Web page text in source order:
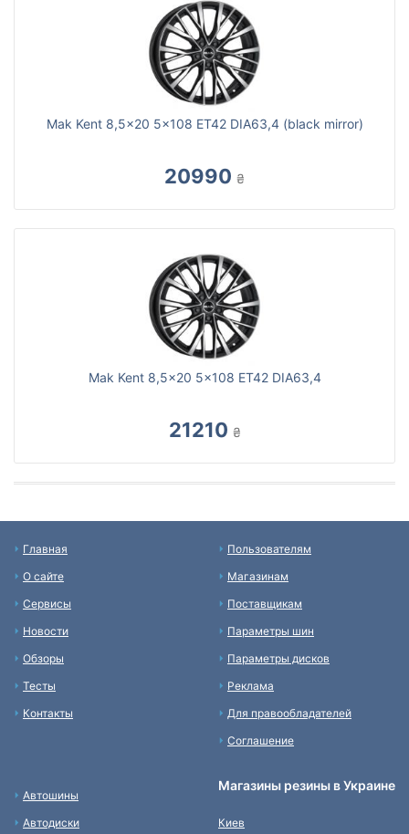
Mak Kent 8,5x20 5x108 ET42 DIA63,4 (black mirror)
20990 ₴
Mak Kent 8,5x20 5x108 ET42 DIA63,4
21210 ₴
Главная
О сайте
Сервисы
Новости
Обзоры
Тесты
Контакты
Пользователям
Магазинам
Поставщикам
Параметры шин
Параметры дисков
Реклама
Для правообладателей
Соглашение
Автошины
Автодиски
Магазины резины в Украине
Киев